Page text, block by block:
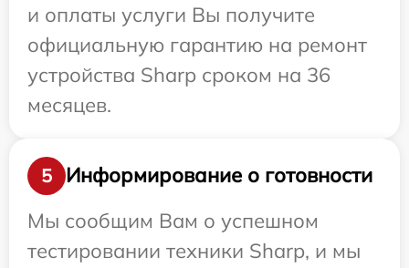
и оплаты услуги Вы получите
официальную гарантию на ремонт
устройства Sharp сроком на 36
месяцев.
5
Информирование о готовности
Мы сообщим Вам о успешном
тестировании техники Sharp, и мы